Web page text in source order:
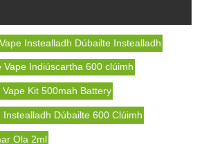
Instealladh Dúbailte Instealladh
Vape Indiúscartha 600 clúimh
Kit 500mah Battery
Dúbailte 600 Clúimh
Ola 2ml